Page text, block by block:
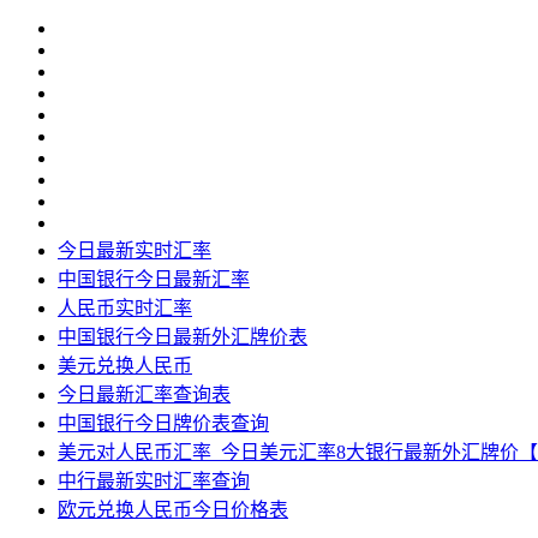
今日最新实时汇率
中国银行今日最新汇率
人民币实时汇率
中国银行今日最新外汇牌价表
美元兑换人民币
今日最新汇率查询表
中国银行今日牌价表查询
美元对人民币汇率_今日美元汇率8大银行最新外汇牌价【
中行最新实时汇率查询
欧元兑换人民币今日价格表